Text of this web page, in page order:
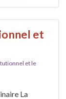
et
et le
La